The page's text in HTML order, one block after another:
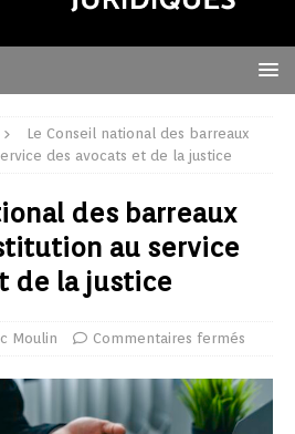
Le Conseil national des barreaux
des avocats et de la justice
des barreaux
au service
de la justice
Moulin Commentaires fermés